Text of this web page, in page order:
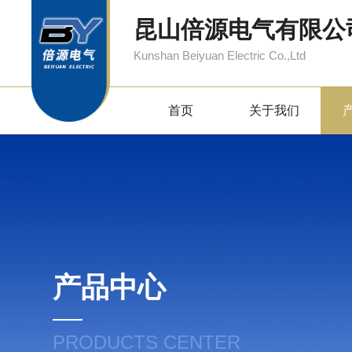
昆山倍源电气有限公
Kunshan Beiyuan Electric Co.,Ltd
首页 关于我们
产品中心
PRODUCTS CENTER